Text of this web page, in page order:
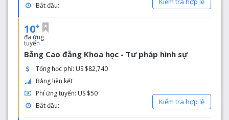
Bắt đầu:
10+
đã ứng
tuyển
Bằng Cao đẳng Khoa học - Tư pháp hình sự
Tổng học phí: US $82,740
Bằng liên kết
Phí ứng tuyển: US $50
Bắt đầu:
Kiểm tra hợp lệ